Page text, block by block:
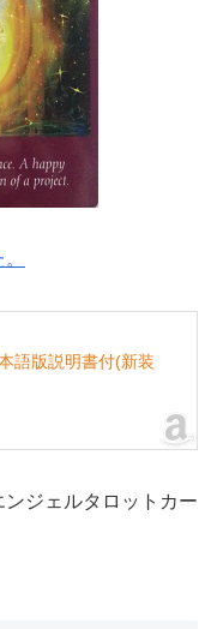
語版説明書付(新装
ジェルタロットカー